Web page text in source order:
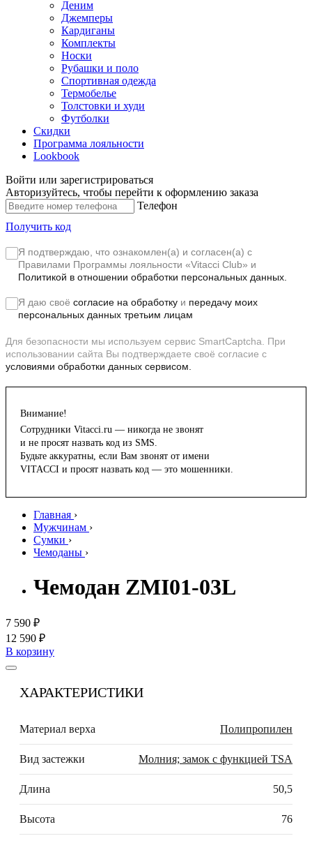
Деним
Джемперы
Кардиганы
Комплекты
Носки
Рубашки и поло
Спортивная одежда
Термобелье
Толстовки и худи
Футболки
Скидки
Программа лояльности
Lookbook
Войти или зарегистрироваться
Авторизуйтесь, чтобы перейти к оформлению заказа
Телефон
Получить код
Я подтверждаю, что ознакомлен(а) и согласен(а) с
Правилами Программы лояльности «Vitacci Club» и
Политикой в отношении обработки персональных данных.
Я даю своё согласие на обработку и передачу моих
персональных данных третьим лицам
Для безопасности мы используем сервис SmartCaptcha. При
использовании сайта Вы подтверждаете своё согласие с
условиями обработки данных сервисом.
Внимание!
Сотрудники Vitacci.ru — никогда не звонят
и не просят назвать код из SMS.
Будьте аккуратны, если Вам звонят от имени
VITACCI и просят назвать код — это мошенники.
Главная ›
Мужчинам ›
Сумки ›
Чемоданы ›
Чемодан ZMI01-03L
7 590 ₽
12 590 ₽
В корзину
ХАРАКТЕРИСТИКИ
Материал верха Полипропилен
Вид застежки Молния; замок с функцией TSA
Длина 50,5
Высота 76